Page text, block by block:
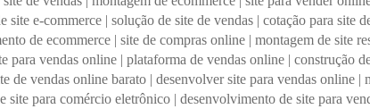
site e-commerce | solução de site de vendas | cotação para site
de ecommerce | site de compras online | montagem de site
para vendas online | plataforma de vendas online | construção
de vendas online barato | desenvolver site para vendas online |
site para comércio eletrônico | desenvolvimento de site para